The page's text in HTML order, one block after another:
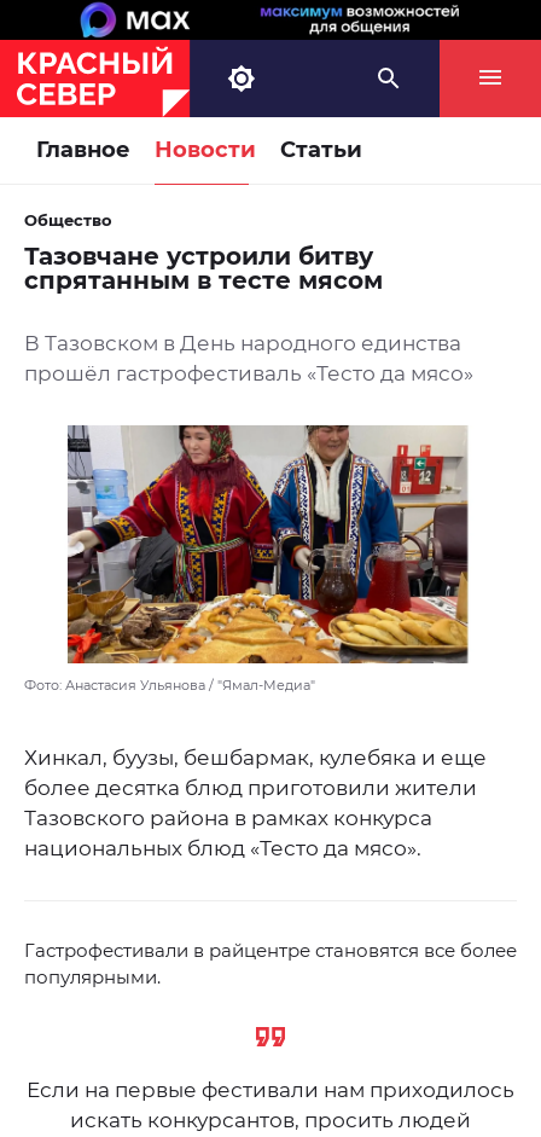
Главное Новости Статьи
Общество
Тазовчане устроили битву
спрятанным в тесте мясом
В Тазовском в День народного единства
прошёл гастрофестиваль «Тесто да мясо»
Фото: Анастасия Ульянова / "Ямал-Медиа"
Хинкал, буузы, бешбармак, кулебяка и еще
более десятка блюд приготовили жители
Тазовского района в рамках конкурса
национальных блюд «Тесто да мясо».
Гастрофестивали в райцентре становятся все более
популярными.
Если на первые фестивали нам приходилось
искать конкурсантов, просить людей